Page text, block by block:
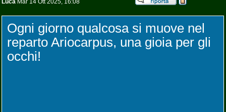
Luca Mar 14 Ott 2025, 16:08
Ogni giorno qualcosa si muove nel
reparto Ariocarpus, una gioia per gli
occhi!